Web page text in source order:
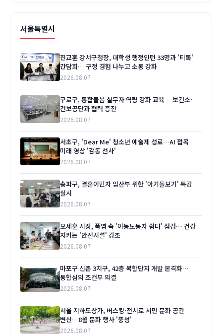
서울특별시
진교훈 강서구청장, 대학생 행정인턴 33명과 '티톡'
간담회… 구정 경험 나누고 소통 강화
2026.08.07
구로구, 통합돌봄 실무자 역량 강화 교육… 보건소·
건보공단과 협력 증진
2026.08.07
서초구, 'Dear Me' 청소년 예술제 성료…AI 접목
미래 영상 '감동 선사'
2026.08.07
송파구, 결혼이민자 임산부 위한 '아기돌보기' 특강
실시
2026.08.07
오세훈 시장, 폭염 속 '이동노동자 쉼터' 점검… 건강
지키는 '안전시설' 강조
2026.08.07
마포구 신촌 3지구, 42층 복합단지 개발 본격화…
통합심의 조건부 의결
2026.08.07
서울 지하도상가, 버스킹·전시로 시민 문화 공간
변신…8월 문화 행사 '풍성'
2026.08.07